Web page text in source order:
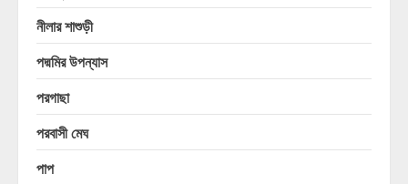
নীলার শাশুড়ী
পদ্মমির উপন্যাস
পরগাছা
পরবাসী মেঘ
পাপ